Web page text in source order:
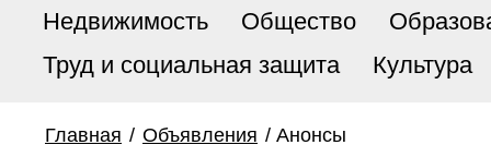
Недвижимость
Общество
Труд и социальная защита
Культура
Главная / Объявления / Анонсы